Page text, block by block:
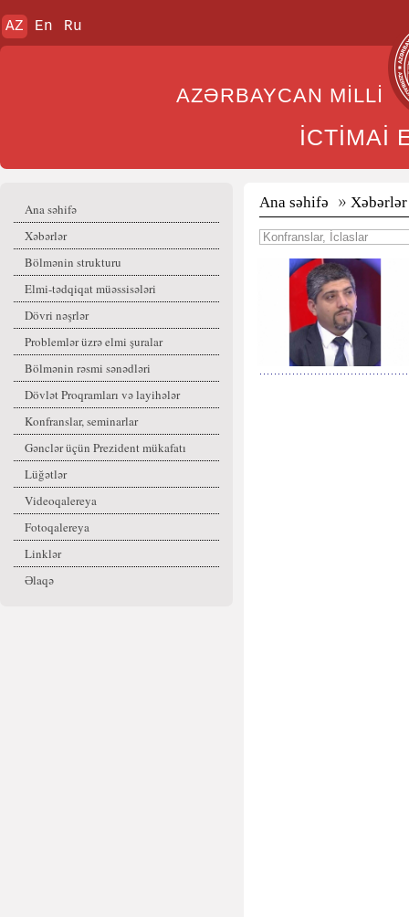
AZ En Ru
AZƏRBAYCAN
İCTİMAİ
Ana səhifə
Xəbərlər
Bölmənin strukturu
Elmi-tədqiqat müəssisələri
Dövri nəşrlər
Problemlər üzrə elmi şuralar
Bölmənin rəsmi sənədləri
Dövlət Proqramları və layihələr
Konfranslar, seminarlar
Gənclər üçün Prezident mükafatı
Lüğətlər
Videoqalereya
Fotoqalereya
Linklər
Əlaqə
Ana səhifə Xəbərlər